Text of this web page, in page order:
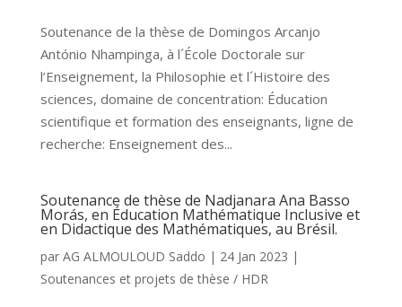
Soutenance de la thèse de Domingos Arcanjo
António Nhampinga, à l´École Doctorale sur
l’Enseignement, la Philosophie et l´Histoire des
sciences, domaine de concentration: Éducation
scientifique et formation des enseignants, ligne de
recherche: Enseignement des...
Soutenance de thèse de Nadjanara Ana Basso
Morás, en Éducation Mathématique Inclusive et
en Didactique des Mathématiques, au Brésil.
par AG ALMOULOUD Saddo | 24 Jan 2023 |
Soutenances et projets de thèse / HDR